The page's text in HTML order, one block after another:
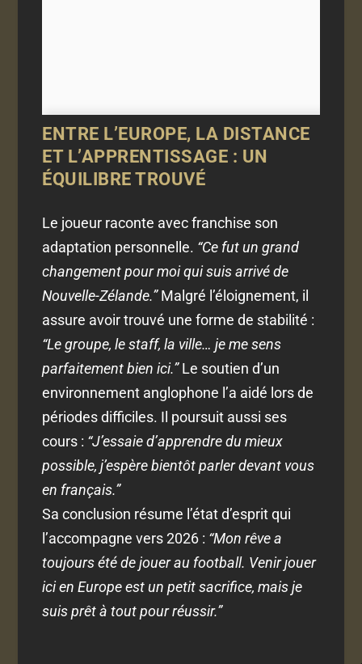
ENTRE L’EUROPE, LA DISTANCE
ET L’APPRENTISSAGE : UN
ÉQUILIBRE TROUVÉ
Le joueur raconte avec franchise son
adaptation personnelle. “Ce fut un grand
changement pour moi qui suis arrivé de
Nouvelle-Zélande.”Malgré l’éloignement, il
assure avoir trouvé une forme de stabilité :
“Le groupe, le staff, la ville… je me sens
parfaitement bien ici.”Le soutien d’un
environnement anglophone l’a aidé lors de
périodes difficiles. Il poursuit aussi ses
cours : “J’essaie d’apprendre du mieux
possible, j’espère bientôt parler devant vous
en français.”
Sa conclusion résume l’état d’esprit qui
l’accompagne vers 2026 : “Mon rêve a
toujours été de jouer au football. Venir jouer
ici en Europe est un petit sacrifice, mais je
suis prêt à tout pour réussir.”